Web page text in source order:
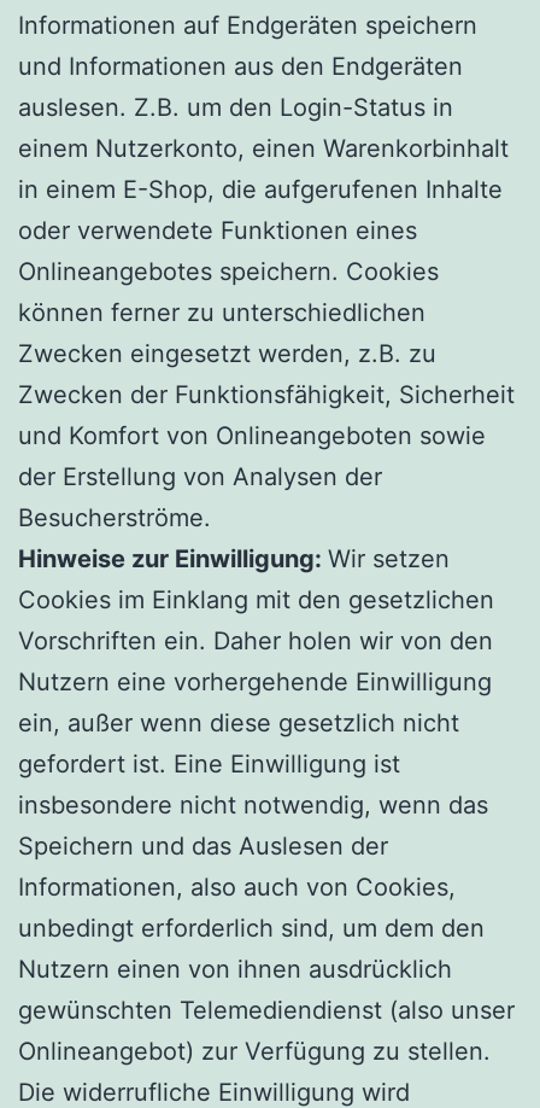
Informationen auf Endgeräten speichern
und Informationen aus den Endgeräten
auslesen. Z.B. um den Login-Status in
einem Nutzerkonto, einen Warenkorbinhalt
in einem E-Shop, die aufgerufenen Inhalte
oder verwendete Funktionen eines
Onlineangebotes speichern. Cookies
können ferner zu unterschiedlichen
Zwecken eingesetzt werden, z.B. zu
Zwecken der Funktionsfähigkeit, Sicherheit
und Komfort von Onlineangeboten sowie
der Erstellung von Analysen der
Besucherströme.
Hinweise zur Einwilligung: Wir setzen
Cookies im Einklang mit den gesetzlichen
Vorschriften ein. Daher holen wir von den
Nutzern eine vorhergehende Einwilligung
ein, außer wenn diese gesetzlich nicht
gefordert ist. Eine Einwilligung ist
insbesondere nicht notwendig, wenn das
Speichern und das Auslesen der
Informationen, also auch von Cookies,
unbedingt erforderlich sind, um dem den
Nutzern einen von ihnen ausdrücklich
gewünschten Telemediendienst (also unser
Onlineangebot) zur Verfügung zu stellen.
Die widerrufliche Einwilligung wird